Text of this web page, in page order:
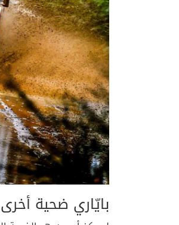
بايّاري ضحية